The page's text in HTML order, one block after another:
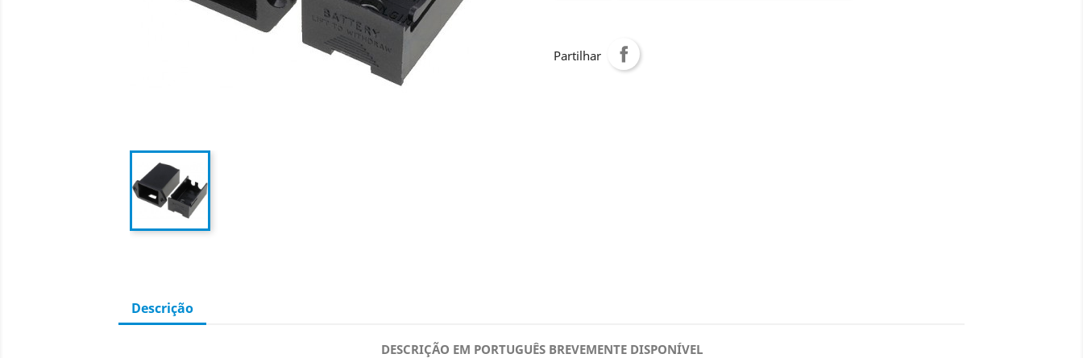
Partilhar
Descrição
DESCRIÇÃO EM PORTUGUÊS BREVEMENTE DISPONÍVEL